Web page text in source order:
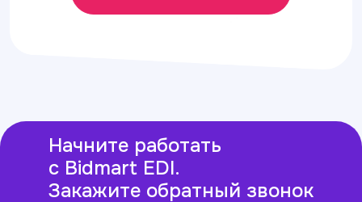
Начните работать
с Bidmart EDI.
Закажите обратный звонок